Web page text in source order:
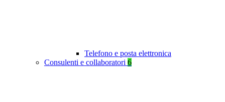
Telefono e posta elettronica
Consulenti e collaboratori 6